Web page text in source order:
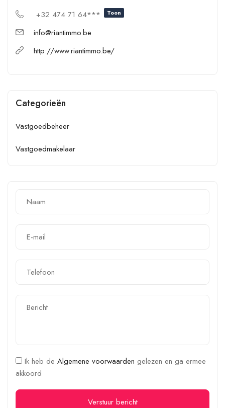
+32 474 71 64***
Toon
info@riantimmo.be
http://www.riantimmo.be/
Categorieën
Vastgoedbeheer
Vastgoedmakelaar
Ik heb de Algemene voorwaarden gelezen en ga ermee
akkoord
Verstuur bericht